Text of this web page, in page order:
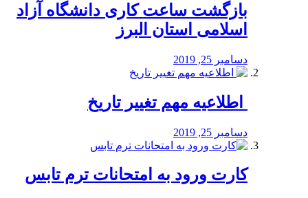
بازگشت ساعت کاری دانشگاه آزاد
اسلامی استان البرز
دسامبر 25, 2019
️ اطلاعیه مهم تغییر تاریخ
دسامبر 25, 2019
کارت ورود به امتحانات ترم تابس